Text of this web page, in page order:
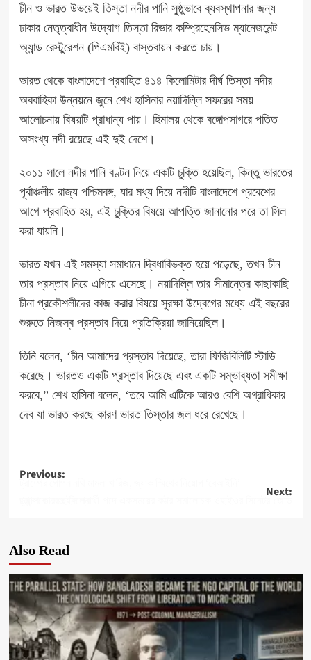
চীন ও ভারত উভয়েই তিস্তা নদীর পানি সুষ্ঠুভাবে ব্যবস্থাপনার জন্য
ঢাকার নেতৃত্বাধীন উদ্যোগ তিস্তা রিভার কম্প্রিহেনসিভ ম্যানেজমেন্ট
অ্যান্ড রেস্টুরেশন (পিএমবিই) বাস্তবায়ন করতে চায়।
ভারত থেকে বাংলাদেশে প্রবাহিত ৪১৪ কিলোমিটার দীর্ঘ তিস্তা নদীর
অববাহিকা উন্নয়নে জুনে শেখ হাসিনার নয়াদিল্লি সফরের সময়
আলোচনায় বিষয়টি প্রাধান্য পায়। হিমালয় থেকে বঙ্গোপসাগরে পতিত
অসংখ্য নদী রয়েছে এই দুই দেশে।
২০১১ সালে নদীর পানি বণ্টন নিয়ে একটি চুক্তি হয়েছিল, কিন্তু ভারতের
পূর্বাঞ্চলীয় রাজ্য পশ্চিমবঙ্গ, যার মধ্য দিয়ে নদীটি বাংলাদেশে প্রবেশের
আগে প্রবাহিত হয়, এই চুক্তির বিষয়ে আপত্তি জানানোর পরে তা সিল
করা যায়নি।
ভারত যখন এই সমস্যা সমাধানে দ্বিধাবিভক্ত হয়ে পড়েছে, তখন চীন
তার প্রস্তাব নিয়ে এগিয়ে এসেছে। নয়াদিল্লি তার সীমান্তের কাছাকাছি
চীনা প্রকৌশলীদের কাজ করার বিষয়ে সুরক্ষা উদ্বেগের মধ্যে এই বছরের
শুরুতে নিজস্ব প্রস্তাব দিয়ে প্রতিক্রিয়া জানিয়েছিল।
তিনি বলেন, ‘চীন আমাদের প্রস্তাব দিয়েছে, তারা ফিজিবিলিটি স্টাডি
করেছে। ভারতও একটি প্রস্তাব দিয়েছে এবং একটি সম্ভাব্যতা সমীক্ষা
করবে,” শেখ হাসিনা বলেন, ‘তবে আমি এটিকে আরও বেশি অগ্রাধিকার
দেব যা ভারত করছে কারণ ভারত তিস্তার জল ধরে রেখেছে।
Post
Previous:
ট্রাম্পের গোপন নথি মামলা খারিজ, জ্যাক স্মিথের নিয়োগ ‘বেআইনি’
Next:
Also Read